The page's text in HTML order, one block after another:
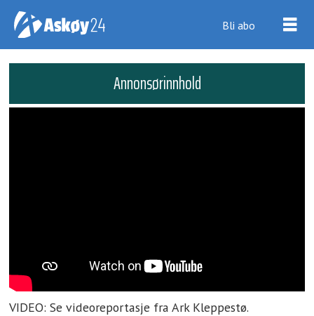
Bli abo
Annonsørinnhold
VIDEO: Se videoreportasje fra Ark Kleppestø.